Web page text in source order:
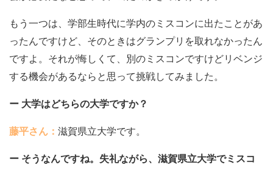
もう一つは、学部生時代に学内のミスコンに出たことがあ
ったんですけど、そのときはグランプリを取れなかったん
ですよ。それが悔しくて、別のミスコンですけどリベンジ
する機会があるならと思って挑戦してみました。
ー 大学はどちらの大学ですか？
藤平さん： 滋賀県立大学です。
ー そうなんですね。失礼ながら、滋賀県立大学でミスコ